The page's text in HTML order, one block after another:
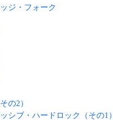
ジ・フォーク
の2）
シブ・ハードロック（その1）